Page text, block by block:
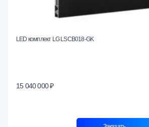
LED комплект LG LSCB018-GK
15 040 000 ₽